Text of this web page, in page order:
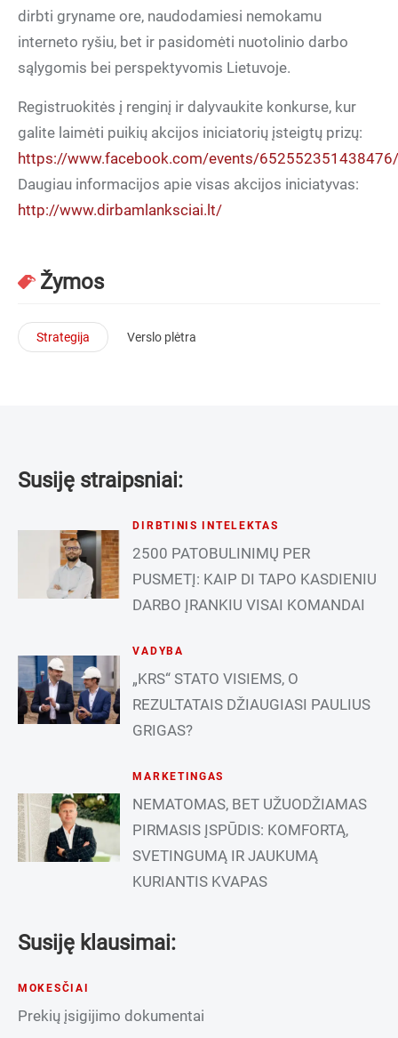
dirbti gryname ore, naudodamiesi nemokamu
interneto ryšiu, bet ir pasidomėti nuotolinio darbo
sąlygomis bei perspektyvomis Lietuvoje.
Registruokitės į renginį ir dalyvaukite konkurse, kur
galite laimėti puikių akcijos iniciatorių įsteigtų prizų:
https://www.facebook.com/events/652552351438476/
Daugiau informacijos apie visas akcijos iniciatyvas:
http://www.dirbamlanksciai.lt/
Žymos
Strategija Verslo plėtra
Susiję straipsniai:
DIRBTINIS INTELEKTAS
2500 PATOBULINIMŲ PER
PUSMETĮ: KAIP DI TAPO KASDIENIU
DARBO ĮRANKIU VISAI KOMANDAI
VADYBA
„KRS“ STATO VISIEMS, O
REZULTATAIS DŽIAUGIASI PAULIUS
GRIGAS?
MARKETINGAS
NEMATOMAS, BET UŽUODŽIAMAS
PIRMASIS ĮSPŪDIS: KOMFORTĄ,
SVETINGUMĄ IR JAUKUMĄ
KURIANTIS KVAPAS
Susiję klausimai:
MOKESČIAI
Prekių įsigijimo dokumentai